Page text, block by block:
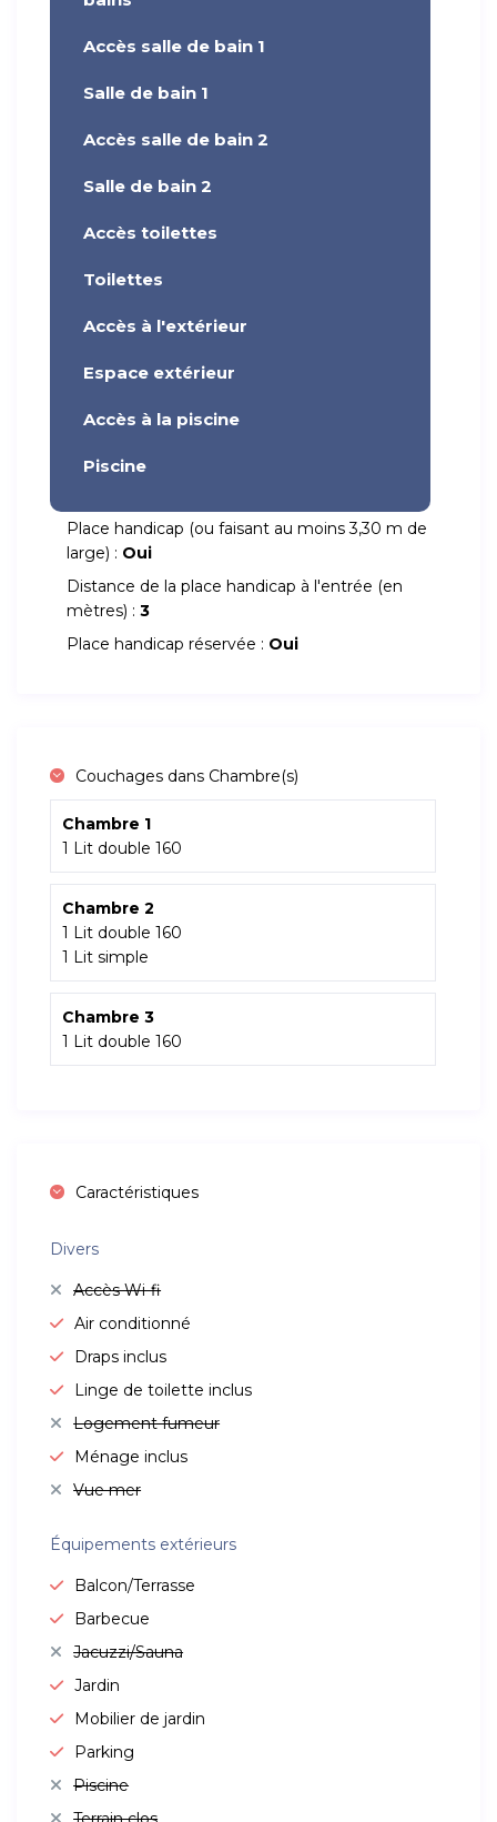
Accès salle de bain 1
Salle de bain 1
Accès salle de bain 2
Salle de bain 2
Accès toilettes
Toilettes
Accès à l'extérieur
Espace extérieur
Accès à la piscine
Piscine
Place handicap (ou faisant au moins 3,30 m de
large) : Oui
Distance de la place handicap à l'entrée (en
mètres) : 3
Place handicap réservée : Oui
Couchages dans Chambre(s)
Chambre 1
1 Lit double 160
Chambre 2
1 Lit double 160
1 Lit simple
Chambre 3
1 Lit double 160
Caractéristiques
Divers
Accès Wi-fi
Air conditionné
Draps inclus
Linge de toilette inclus
Logement fumeur
Ménage inclus
Vue mer
Équipements extérieurs
Balcon/Terrasse
Barbecue
Jacuzzi/Sauna
Jardin
Mobilier de jardin
Parking
Piscine